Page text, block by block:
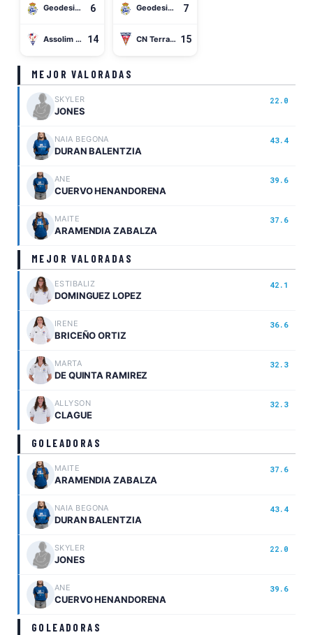
Geodesic Real Canoe NC 6
Assolim CN Mataró 14
Geodesic Real Canoe NC 7
CN Terrassa 15
MEJOR VALORADAS
SKYLER 22.0
JONES
NAIA BEGONA 43.4
DURAN BALENTZIA
ANE 39.6
CUERVO HENANDORENA
MAITE 37.6
ARAMENDIA ZABALZA
MEJOR VALORADAS
ESTIBALIZ 42.1
DOMINGUEZ LOPEZ
IRENE 36.6
BRICEÑO ORTIZ
MARTA 32.3
DE QUINTA RAMIREZ
ALLYSON 32.3
CLAGUE
GOLEADORAS
MAITE 37.6
ARAMENDIA ZABALZA
NAIA BEGONA 43.4
DURAN BALENTZIA
SKYLER 22.0
JONES
ANE 39.6
CUERVO HENANDORENA
GOLEADORAS